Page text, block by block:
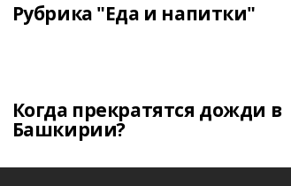
Рубрика "Еда и напитки"
Когда прекратятся дожди в
Башкирии?